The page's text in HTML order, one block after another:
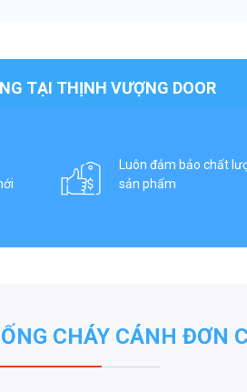
TẠI THỊNH VƯỢNG DOOR
Luôn đảm bảo chất
sản phẩm
CHÁY CÁNH ĐƠN